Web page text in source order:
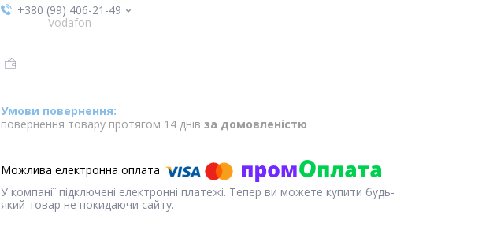
+380 (99) 406-21-49
Vodafon
повернення товару протягом 14 днів за домовленістю
У компанії підключені електронні платежі. Тепер ви можете купити будь-
який товар не покидаючи сайту.